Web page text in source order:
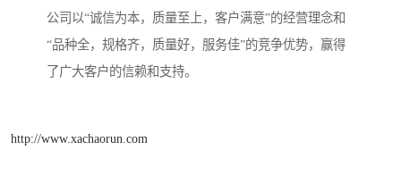
公司以“诚信为本，质量至上，客户满意”的经营理念和
“品种全，规格齐，质量好，服务佳”的竞争优势，赢得
了广大客户的信赖和支持。
http://www.xachaorun.com